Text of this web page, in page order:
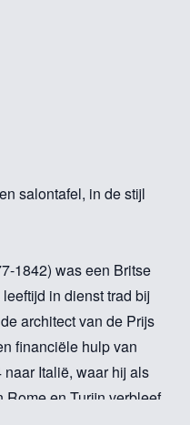
salontafel, in de stijl
1842) was een Britse
in dienst trad bij
architect van de Prijs
financiële hulp van
Italië, waar hij als
en Turijn verbleef.